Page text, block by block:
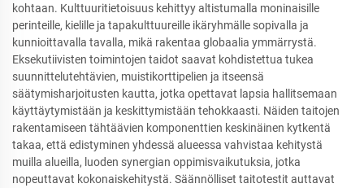
kohtaan. Kulttuuritietoisuus kehittyy altistumalla moninaisille
perinteille, kielille ja tapakulttuureille ikäryhmälle sopivalla ja
kunnioittavalla tavalla, mikä rakentaa globaalia ymmärrystä.
Eksekutiivisten toimintojen taidot saavat kohdistettua tukea
suunnittelutehtävien, muistikorttipelien ja itseensä
säätymisharjoitusten kautta, jotka opettavat lapsia hallitsemaan
käyttäytymistään ja keskittymistään tehokkaasti. Näiden taitojen
rakentamiseen tähtäävien komponenttien keskinäinen kytkentä
takaa, että edistyminen yhdessä alueessa vahvistaa kehitystä
muilla alueilla, luoden synergian oppimisvaikutuksia, jotka
nopeuttavat kokonaiskehitystä. Säännölliset taitotestit auttavat